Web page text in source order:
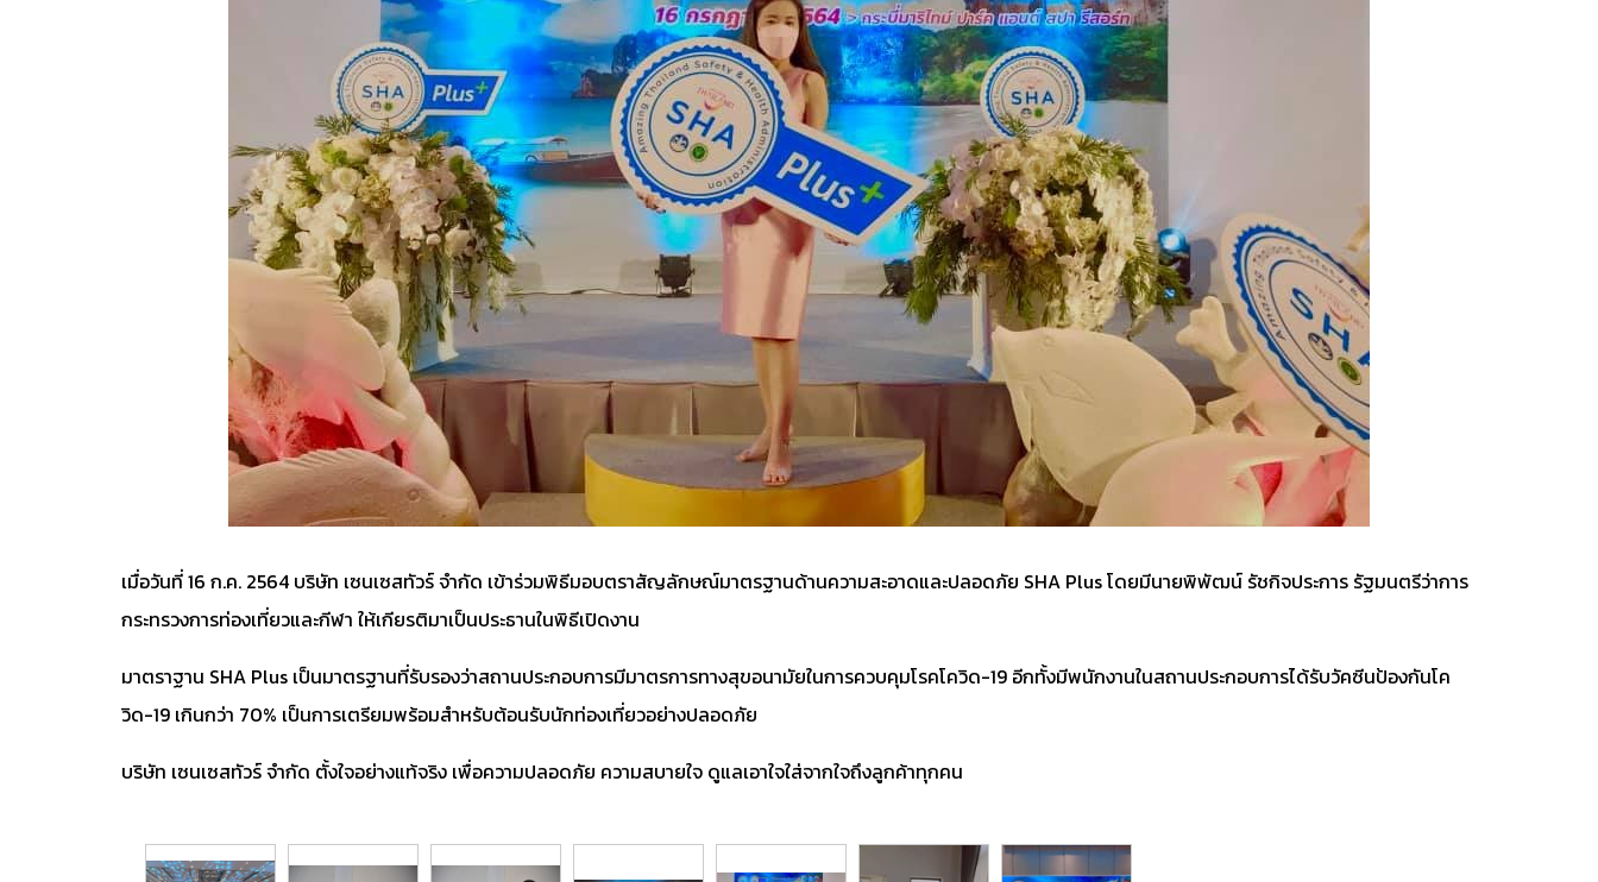
เมื่อวันที่ 16 ก.ค. 2564 บริษัท เซนเซสทัวร์ จำกัด เข้าร่วมพิธีมอบตราสัญลักษณ์มาตรฐานด้านความสะอาดและปลอดภัย SHA Plusโดยมีนายพิพัฒน์ รัชกิจประการ รัฐมนตรีว่าการ
กระทรวงการท่องเที่ยวและกีฬา ให้เกียรติมาเป็นประธานในพิธีเปิดงาน
​มาตราฐาน SHA Plus เป็นมาตรฐานที่รับรองว่าสถานประกอบการมีมาตรการทางสุขอนามัยในการควบคุมโรคโควิด-19 อีกทั้งมีพนักงานในสถานประกอบการได้รับวัคซีนป้องกันโค
วิด-19 เกินกว่า 70% เป็นการเตรียมพร้อมสำหรับต้อนรับนักท่องเที่ยวอย่างปลอดภัย
บริษัท เซนเซสทัวร์ จำกัด ตั้งใจอย่างแท้จริง เพื่อความปลอดภัย ความสบายใจ ดูแลเอาใจใส่จากใจถึงลูกค้าทุกคน